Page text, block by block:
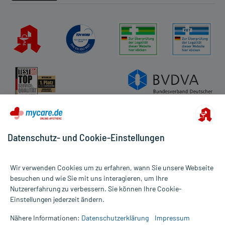
Alle Preise gelten inkl. MwSt., ggf. zzgl. Versandkosten
Informationen auf dieser Website werden ausschließlich für
die Untersuchung und Behandlung durch einen Arzt. Bitte
Datenschutz- und Cookie-Einstellungen
Wir verwenden Cookies um zu erfahren, wann Sie unsere Webseite
besuchen und wie Sie mit uns interagieren, um Ihre
Nutzererfahrung zu verbessern. Sie können Ihre Cookie-
Einstellungen jederzeit ändern.
Nähere Informationen: Datenschutzerklärung Impressum